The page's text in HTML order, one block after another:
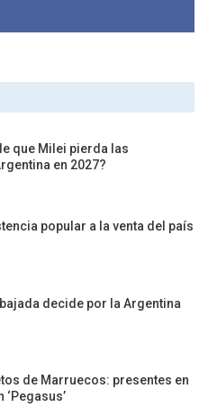
que Milei pierda las
en 2027?
popular a la venta del país
decide por la Argentina
de Marruecos: presentes en